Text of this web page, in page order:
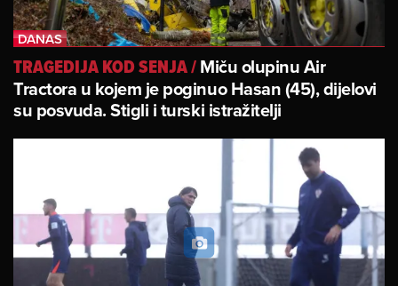
TRAGEDIJA KOD SENJA/Miču olupinu Air
Tractora u kojem je poginuo Hasan (45), dijelovi
su posvuda. Stigli i turski istražitelji